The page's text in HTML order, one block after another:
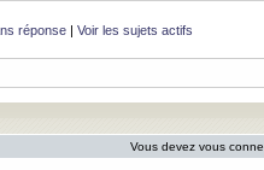
réponse | Voir les sujets actifs
Vous devez vous